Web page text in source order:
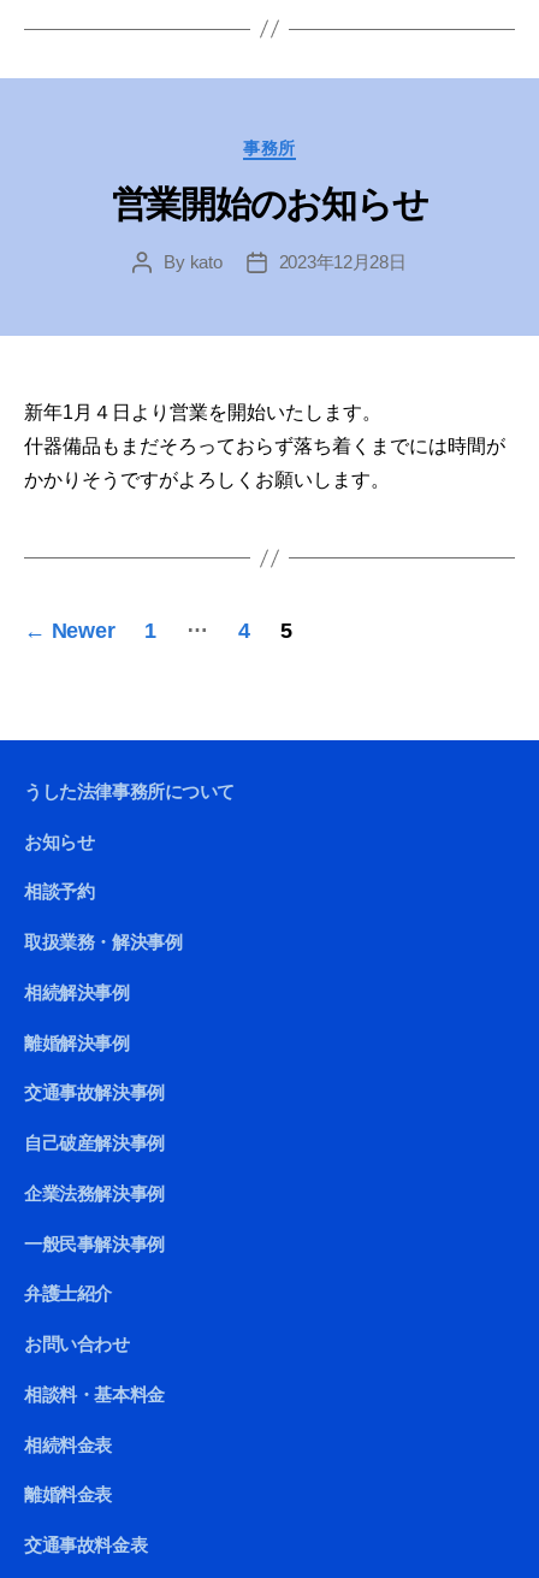
Categories
事務所
営業開始のお知らせ
PostBy kato
Post2023年12月28日
新年1月４日より営業を開始いたします。
什器備品もまだそろっておらず落ち着くまでには時間が
かかりそうですがよろしくお願いします。
ペ
ー
送
り
← Newer 1 … 4 5
うした法律事務所について
お知らせ
相談予約
取扱業務・解決事例
相続解決事例
離婚解決事例
交通事故解決事例
自己破産解決事例
企業法務解決事例
一般民事解決事例
弁護士紹介
お問い合わせ
相談料・基本料金
相続料金表
離婚料金表
交通事故料金表